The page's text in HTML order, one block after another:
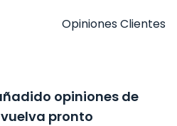
Opiniones Clientes
opiniones de
pronto